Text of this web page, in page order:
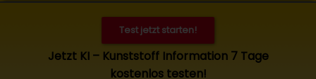
Test jetzt starten!
Jetzt KI – Kunststoff Information 7 Tage
kostenlos testen!